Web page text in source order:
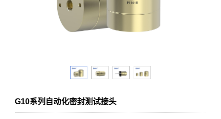
G10系列自动化密封测试接头